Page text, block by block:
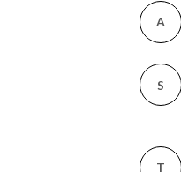
A
S
T